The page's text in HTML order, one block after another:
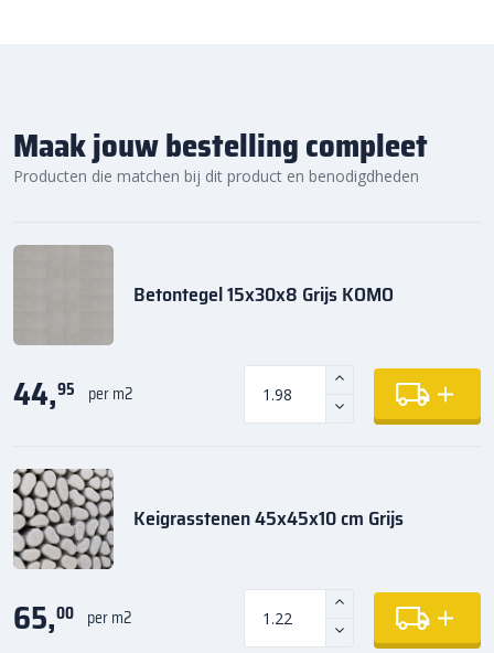
Maak jouw bestelling compleet
Producten die matchen bij dit product en benodigdheden
Betontegel 15x30x8 Grijs KOMO
44,95 per m2
Keigrasstenen 45x45x10 cm Grijs
65,00 per m2